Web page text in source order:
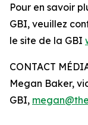
Pour en savoir
GBI, veuillez
le site de la GBI
CONTACT
Megan Baker,
GBI,